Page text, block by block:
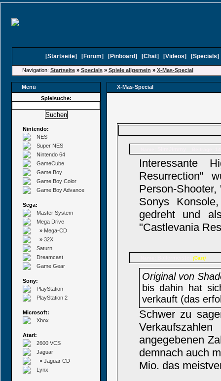
[Startseite] [Forum] [Pinboard] [Chat] [Videos] [Specials
Navigation: Startseite» Specials» Spiele allgemein » X-Mas-Special
Menü
X-Mas-Special
Spielsuche:
Nintendo:
NES
Super NES
Nintendo 64
GameCube
Game Boy
Game Boy Color
Game Boy Advance
Sega:
Master System
Mega Drive
» Mega-CD
» 32X
Saturn
Dreamcast
Game Gear
Sony:
PlayStation
PlayStation 2
Microsoft:
Xbox
Atari:
2600 VCS
Jaguar
» Jaguar CD
Lynx
Interessante
Resurrection"
Person-
Sonys
gedreht und
"Castlevania
(Gast)
Original von
bis dahin hat
verkauft (das
Schwer zu
angegebenen
demnach auch
Mio. das